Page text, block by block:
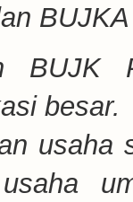
besar.
usaha